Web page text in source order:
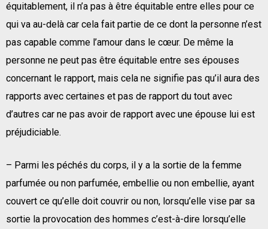
équitablement, il n’a pas à être équitable entre elles pour ce
qui va au-delà car cela fait partie de ce dont la personne n’est
pas capable comme l’amour dans le cœur. De même la
personne ne peut pas être équitable entre ses épouses
concernant le rapport, mais cela ne signifie pas qu’il aura des
rapports avec certaines et pas de rapport du tout avec
d’autres car ne pas avoir de rapport avec une épouse lui est
préjudiciable.
– Parmi les péchés du corps, il y a la sortie de la femme
parfumée ou non parfumée, embellie ou non embellie, ayant
couvert ce qu’elle doit couvrir ou non, lorsqu’elle vise par sa
sortie la provocation des hommes c’est-à-dire lorsqu’elle